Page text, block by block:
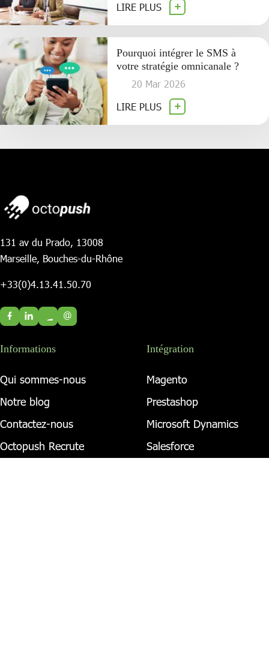
LIRE PLUS
Pourquoi intégrer le SMS à
votre stratégie omnicanale ?
20 Mar 2026
LIRE PLUS
131 av du Prado, 13008
Marseille, Bouches-du-Rhône
+33(0)4.13.41.50.70
@
Informations
Qui sommes-nous
Notre blog
Contactez-nous
Octopush Recrute
Intégration
Magento
Prestashop
Microsoft Dynamics
Salesforce